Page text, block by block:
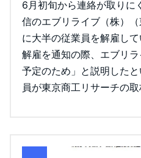
6月初旬から連絡が取りに
信のエブリライブ（株）
に大半の従業員を解雇し
解雇を通知の際、エブリ
予定のため」と説明した
員が東京商工リサーチの取